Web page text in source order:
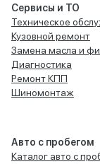
Сервисы и ТО
Техническое
Кузовной ремонт
Замена масла и
Диагностика
Ремонт КПП
Шиномонтаж
Авто с пробегом
Каталог авто с